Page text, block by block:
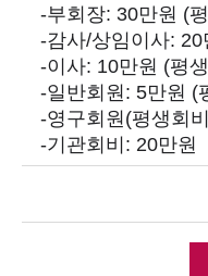
-부회장: 30만원 (
-감사/상임이사:
-이사: 10만원 (평
-일반회원: 5만원 (
-영구회원(평생회
-기관회비: 20만원